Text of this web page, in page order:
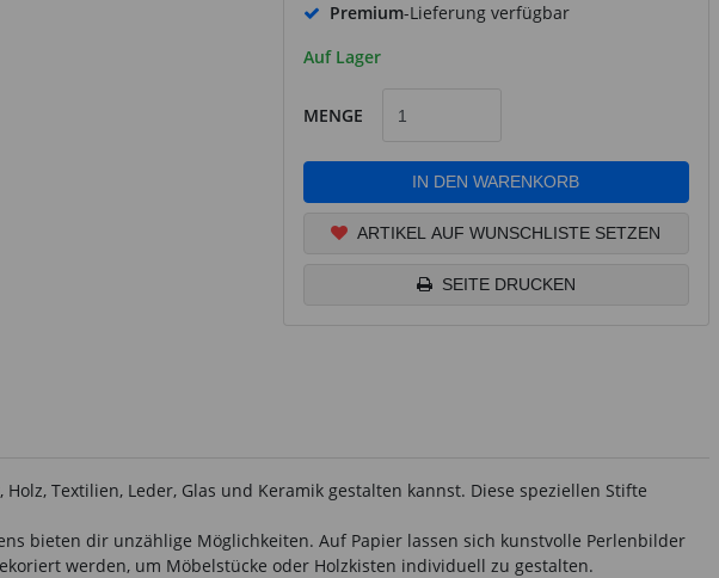
Premium-Lieferung verfügbar
Auf Lager
MENGE
IN DEN WARENKORB
ARTIKEL AUF WUNSCHLISTE SETZEN
SEITE DRUCKEN
Textilien, Leder, Glas und Keramik gestalten kannst. Diese speziellen Stifte
bieten dir unzählige Möglichkeiten. Auf Papier lassen sich kunstvolle Perlenbilder
werden, um Möbelstücke oder Holzkisten individuell zu gestalten.